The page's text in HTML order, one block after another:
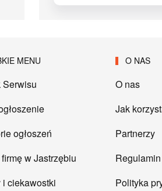
MENU
ogłoszeń
w Jastrzębiu
i ciekawostki
O NAS
O nas
Jak
Partnerzy
Regulamin
Polityka